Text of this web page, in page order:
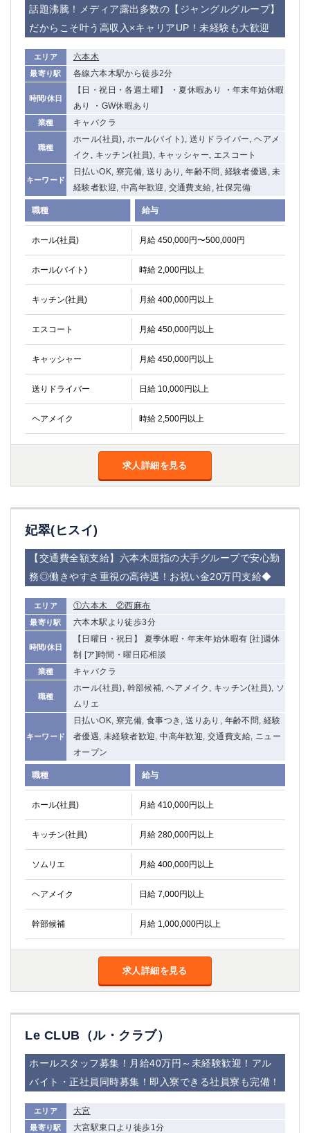
話題沸騰！メディア露出多数の【ジャングルグループ】
だからこそ叶う高収入×キャリアUP！未経験も大歓迎
エリア 六本木
最寄り駅 各線六本木駅から徒歩2分
時間/休日
【日・祝日・各週土曜】 ・夏休暇あり ・年末年始休暇
あり ・GW休暇あり
業種 キャバクラ
職種
ホール(社員), ホール(バイト), 送りドライバー, ヘアメ
イク, キッチン(社員), キャッシャー, エスコート
キーワード
日払いOK, 寮完備, 送りあり, 年齢不問, 経験者優遇, 未
経験者歓迎, 中高年歓迎, 交通費支給, 社保完備
職種 給与
ホール(社員) 月給 450,000円〜500,000円
ホール(バイト) 時給 2,000円以上
キッチン(社員) 月給 400,000円以上
エスコート 月給 450,000円以上
キャッシャー 月給 450,000円以上
送りドライバー 日給 10,000円以上
ヘアメイク 時給 2,500円以上
求人詳細を見る
妃翠(ヒスイ)
【交通費全額支給】六本木屈指の大手グループで安心勤
務◎働きやすさ重視の高待遇！お祝い金20万円支給◆
エリア ①六本木 ②西麻布
最寄り駅 六本木駅より徒歩3分
時間/休日
【日曜日・祝日】 夏季休暇・年末年始休暇有 [社]週休
制 [ア]時間・曜日応相談
業種 キャバクラ
職種
ホール(社員), 幹部候補, ヘアメイク, キッチン(社員), ソ
ムリエ
キーワード
日払いOK, 寮完備, 食事つき, 送りあり, 年齢不問, 経験
者優遇, 未経験者歓迎, 中高年歓迎, 交通費支給, ニュー
オープン
職種 給与
ホール(社員) 月給 410,000円以上
キッチン(社員) 月給 280,000円以上
ソムリエ 月給 400,000円以上
ヘアメイク 日給 7,000円以上
幹部候補 月給 1,000,000円以上
求人詳細を見る
Le CLUB（ル・クラブ）
ホールスタッフ募集！月給40万円～未経験歓迎！アル
バイト・正社員同時募集！即入寮できる社員寮も完備！
エリア 大宮
最寄り駅 大宮駅東口より徒歩1分